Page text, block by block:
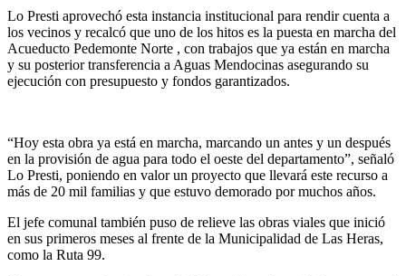
Lo Presti aprovechó esta instancia institucional para rendir cuenta a
los vecinos y recalcó que uno de los hitos es la puesta en marcha del
Acueducto Pedemonte Norte , con trabajos que ya están en marcha
y su posterior transferencia a Aguas Mendocinas asegurando su
ejecución con presupuesto y fondos garantizados.
“Hoy esta obra ya está en marcha, marcando un antes y un después
en la provisión de agua para todo el oeste del departamento”, señaló
Lo Presti, poniendo en valor un proyecto que llevará este recurso a
más de 20 mil familias y que estuvo demorado por muchos años.
El jefe comunal también puso de relieve las obras viales que inició
en sus primeros meses al frente de la Municipalidad de Las Heras,
como la Ruta 99.